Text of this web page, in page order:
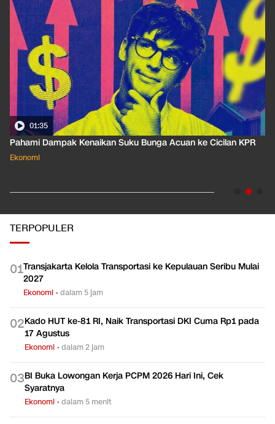
01:58
Besaran Pajak Pencairan JHT yang Diminta Buruh Dihapus
Ekonomi
TERPOPULER
01Transjakarta Kelola Transportasi ke Kepulauan Seribu Mulai
2027
Ekonomi •dalam 5 jam
02Kado HUT ke-81 RI, Naik Transportasi DKI Cuma Rp1 pada
17 Agustus
Ekonomi •dalam 2 jam
03BI Buka Lowongan Kerja PCPM 2026 Hari Ini, Cek
Syaratnya
Ekonomi •dalam 5 menit